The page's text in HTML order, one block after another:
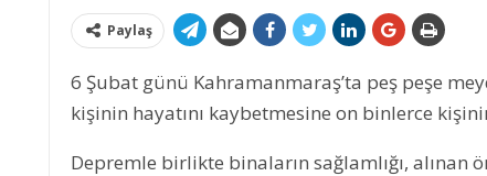
Paylaş
6 Şubat günü Kahramanmaraş’ta peş peşe
kişinin hayatını kaybetmesine on binlerce
Depremle birlikte binaların sağlamlığı, alınan